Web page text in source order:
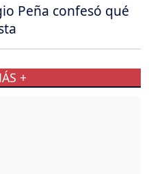
Peña confesó qué
+